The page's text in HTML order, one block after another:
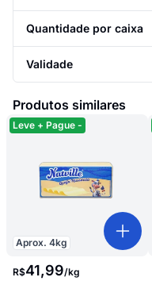
Quantidade por caixa
Validade
Produtos similares
Aprox. 4kg
Leve + Pague -
R$41,99/kg